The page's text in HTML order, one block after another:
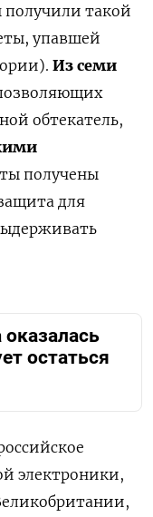
такой
упавшей
Из семи
обтекатель,
получены
для
остаться
электроники,